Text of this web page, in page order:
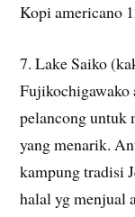
Kopi americano
7. Lake Saiko
Fujikochigawako
pelancong untuk
yang menarik.
kampung tradisi
halal yg menjual